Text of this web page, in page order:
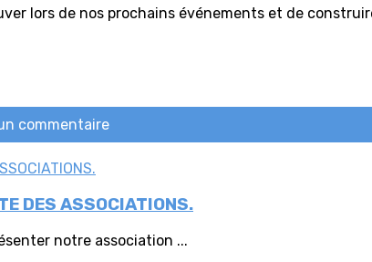
lors de nos prochains événements et de
commentaire
DES ASSOCIATIONS.
notre association ...